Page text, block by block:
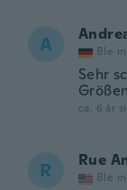
A Ble
Sehr
ca. 6 år
R Rue
Ble